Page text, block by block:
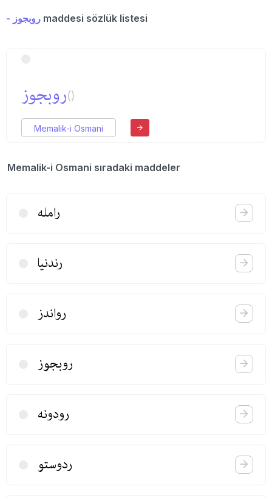
- روبجوز maddesi sözlük listesi
روبجوز()
Memalik-i Osmani
Memalik-i Osmani sıradaki maddeler
رامله
رندنیا
رواندز
روبجوز
رودونه
ردوستو